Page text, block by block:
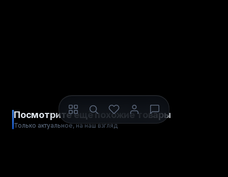
Посмотрите ещё похожие товары
Только актуальное, на наш взгляд